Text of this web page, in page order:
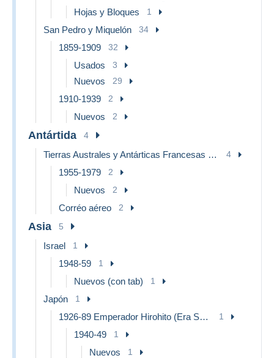
Hojas y Bloques 1
San Pedro y Miquelón 34
1859-1909 32
Usados 3
Nuevos 29
1910-1939 2
Nuevos 2
Antártida 4
Tierras Australes y Antárticas Francesas (TAAF) 4
1955-1979 2
Nuevos 2
Corréo aéreo 2
Asia 5
Israel 1
1948-59 1
Nuevos (con tab) 1
Japón 1
1926-89 Emperador Hirohito (Era Showa) 1
1940-49 1
Nuevos 1